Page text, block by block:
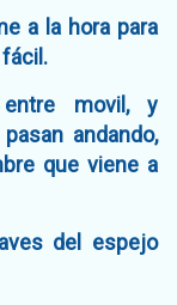
a la hora para
movil, y
andando,
que viene a
del espejo